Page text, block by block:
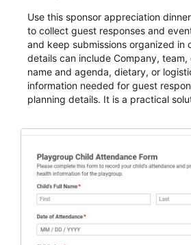
Use this sponsor appreciation
to collect guest responses and
and keep submissions organized in
details can include Company,
name and agenda, dietary, or
information needed for guest
planning details. It is a practical
for teams and organizations.